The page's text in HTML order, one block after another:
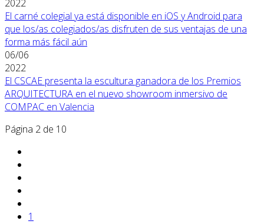
2022
El carné colegial ya está disponible en iOS y Android para
que los/as colegiados/as disfruten de sus ventajas de una
forma más fácil aún
06/06
2022
El CSCAE presenta la escultura ganadora de los Premios
ARQUITECTURA en el nuevo showroom inmersivo de
COMPAC en Valencia
Página 2 de 10
1